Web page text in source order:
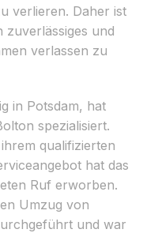
verlieren. Daher ist
zuverlässiges und
verlassen zu
in Potsdam, hat
spezialisiert.
qualifizierten
hat das
Ruf erworben.
Umzug von
und war